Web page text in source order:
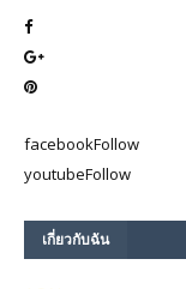
facebookFollow
youtubeFollow
เกี่ยวกับฉัน